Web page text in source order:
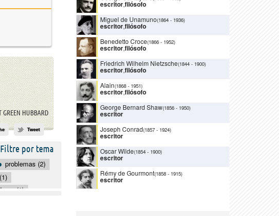
GREEN HUBBARD
Tweet
Filtre por tema
problemas (2)
(1)
escritor,filósofo
Miguel de Unamuno(1864 - 1936)
escritor,filósofo
Benedetto Croce(1866 - 1952)
escritor,filósofo
Friedrich Wilhelm Nietzsche(1844 - 1900)
escritor,filósofo
Alain(1868 - 1951)
escritor,filósofo
George Bernard Shaw(1856 - 1950)
escritor
Joseph Conrad(1857 - 1924)
escritor
Oscar Wilde(1854 - 1900)
escritor
Rémy de Gourmont(1858 - 1915)
escritor